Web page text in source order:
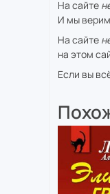
На сайте
И мы
На сайте
на этом
Если вы